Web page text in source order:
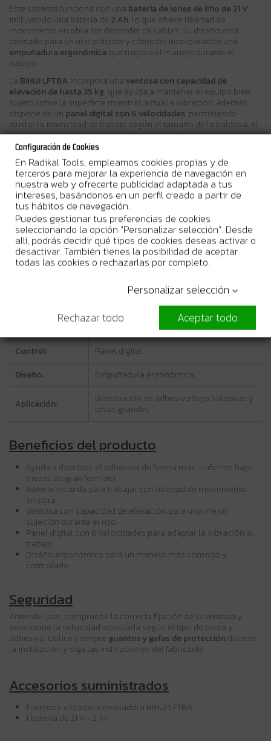
Este sistema funciona con una batería de iones de litio de 21 V,
incluyendo una batería de 2 Ah, lo que ofrece libertad de
movimiento en obra sin depender de cables. Su diseño está
pensado para un uso práctico y cómodo, incorporando una
empuñadura ergonómica que mejora el manejo durante el
trabajo.
La BIHUI LFTBA incorpora una ventosa con capacidad de
elevación de hasta 35 kg, que ayuda a mantener el equipo bien
sujeto sobre la superficie mientras actúa la vibración. Además,
dispone de un panel digital con 6 velocidades, permitiendo
ajustar la intensidad de trabajo según el tamaño de la baldosa, el
tipo de adhesivo o las necesidades de la instalación.
Gracias a esta combinación de sujeción, vibración controlada y
alimentación por batería, se convierte en una solución muy
práctica para instaladores que trabajan con cerámica de gran
formato y buscan un apoyo adicional para mejorar la colocación.
Características técnicas
Alimentación:
Batería de iones de litio de 21 V
Batería incluida:
21 V - 2 Ah
6 niveles ajustables
Control:
Panel digital
Diseño:
Empuñadura ergonómica
Aplicación:
Distribución de adhesivo bajo baldosas y
losas grandes
Beneficios del producto
Ayuda a distribuir el adhesivo de forma más uniforme bajo
piezas de gran formato.
Batería incluida para trabajar con libertad de movimiento
en obra.
Ventosa con capacidad de elevación para una mejor
sujeción durante el uso.
Panel digital con 6 velocidades para adaptar la vibración al
trabajo.
Diseño ergonómico para un manejo más cómodo y
controlado.
Seguridad
Antes de usar, compruebe la correcta fijación de la ventosa y
seleccione la velocidad adecuada según el tipo de pieza y
adhesivo. Utilice siempre guantes y gafas de protección durante
la instalación y siga las indicaciones del fabricante.
Accesorios suministrados
1 ventosa vibradora niveladora BIHUI LFTBA
1 batería de 21 V - 2 Ah
Configuración de Cookies
En Radikal Tools, empleamos cookies propias y de
terceros para mejorar la experiencia de navegación en
nuestra web y ofrecerte publicidad adaptada a tus
intereses, basándonos en un perfil creado a partir de
tus hábitos de navegación.
Puedes gestionar tus preferencias de cookies
seleccionando la opción "Personalizar selección". Desde
allí, podrás decidir qué tipos de cookies deseas activar o
desactivar. También tienes la posibilidad de aceptar
todas las cookies o rechazarlas por completo.
Personalizar selección
Rechazar todo
Aceptar todo